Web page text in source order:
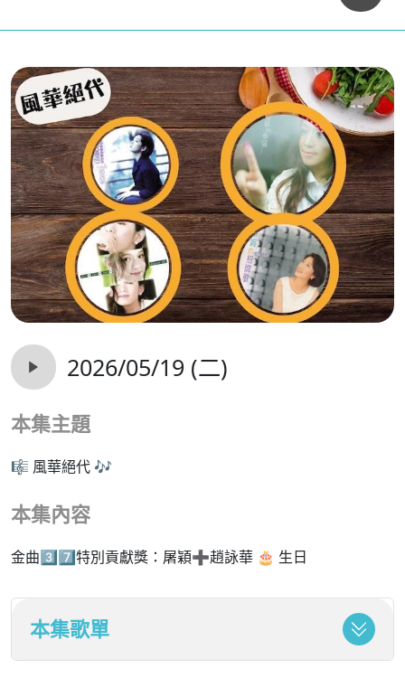
2026/05/19 (二)
本集主題
🎼 風華絕代 🎶
本集內容
金曲3️⃣7️⃣特別貢獻獎：屠穎➕趙詠華 🎂 生日
本集歌單